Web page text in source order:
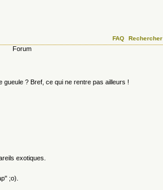
FAQ Rechercher
Forum
? Bref, ce qui ne rentre pas ailleurs !
exotiques.
;o).